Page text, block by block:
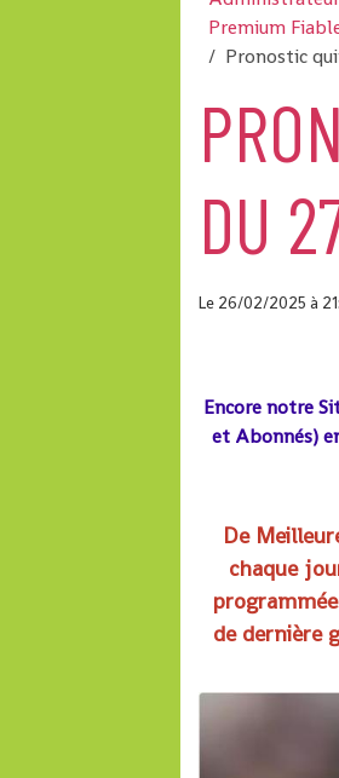
Premium
Pronostic
DU
Le 26/02/2025à
Encore notre
et Abonnés)
De
chaque
de dernière